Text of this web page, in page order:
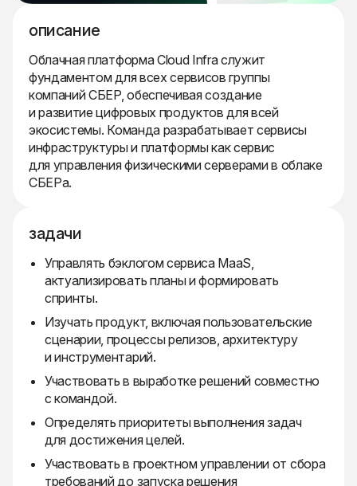
описание
Облачная платформа Cloud Infra служит
фундаментом для всех сервисов группы
компаний СБЕР, обеспечивая создание
и развитие цифровых продуктов для всей
экосистемы. Команда разрабатывает сервисы
инфраструктуры и платформы как сервис
для управления физическими серверами в облаке
СБЕРа.
задачи
Управлять бэклогом сервиса MaaS,
актуализировать планы и формировать
спринты.
Изучать продукт, включая пользовательские
сценарии, процессы релизов, архитектуру
и инструментарий.
Участвовать в выработке решений совместно
с командой.
Определять приоритеты выполнения задач
для достижения целей.
Участвовать в проектном управлении от сбора
требований до запуска решения